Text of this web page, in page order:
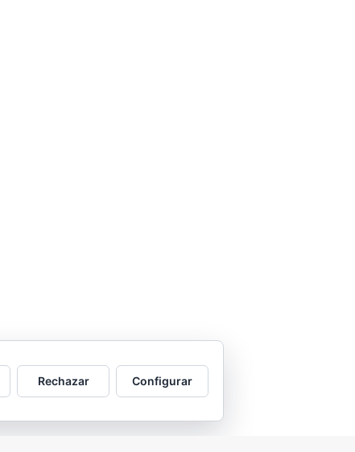
2026 © Asociación Vecinal Tío Jorge - Arrabal |
Rechazar Configurar